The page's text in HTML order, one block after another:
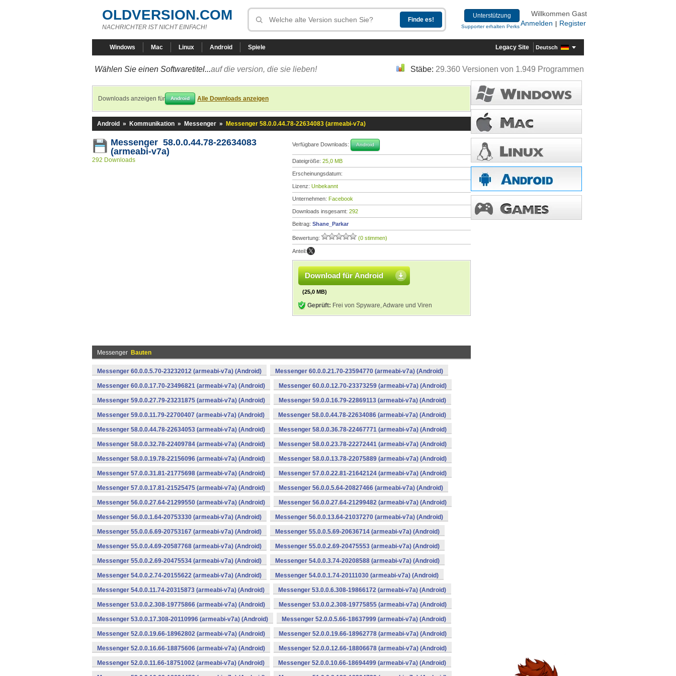
OLDVERSION.COM
NACHRICHTER IST NICHT EINFACH!
Unterstützung
Supporter erhalten Perks
Willkommen Gast
Anmelden
Register
Windows Mac Linux Android Spiele Legacy Site Deutsch
Wählen Sie einen Softwaretitel...auf die version, die sie lieben! Stäbe: 29.360 Versionen von 1.949 Programmen
Downloads anzeigen für Android Alle Downloads anzeigen
Android » Kommunikation » Messenger » Messenger 58.0.0.44.78-22634083 (armeabi-v7a)
Messenger 58.0.0.44.78-22634083
(armeabi-v7a)
292 Downloads
Verfügbare Downloads: Android
Dateigröße: 25,0 MB
Erscheinungsdatum:
Lizenz: Unbekannt
Unternehmen: Facebook
Downloads insgesamt: 292
Beitrag: Shane_Parkar
Bewertung: (0 stimmen)
Anteil:
Download für Android
(25,0 MB)
Geprüft: Frei von Spyware, Adware und Viren
Messenger Bauten
Messenger 60.0.0.5.70-23232012 (armeabi-v7a) (Android) Messenger 60.0.0.21.70-23594770 (armeabi-v7a) (Android)
Messenger 60.0.0.17.70-23496821 (armeabi-v7a) (Android) Messenger 60.0.0.12.70-23373259 (armeabi-v7a) (Android)
Messenger 59.0.0.27.79-23231875 (armeabi-v7a) (Android) Messenger 59.0.0.16.79-22869113 (armeabi-v7a) (Android)
Messenger 59.0.0.11.79-22700407 (armeabi-v7a) (Android) Messenger 58.0.0.44.78-22634086 (armeabi-v7a) (Android)
Messenger 58.0.0.44.78-22634053 (armeabi-v7a) (Android) Messenger 58.0.0.36.78-22467771 (armeabi-v7a) (Android)
Messenger 58.0.0.32.78-22409784 (armeabi-v7a) (Android) Messenger 58.0.0.23.78-22272441 (armeabi-v7a) (Android)
Messenger 58.0.0.19.78-22156096 (armeabi-v7a) (Android) Messenger 58.0.0.13.78-22075889 (armeabi-v7a) (Android)
Messenger 57.0.0.31.81-21775698 (armeabi-v7a) (Android) Messenger 57.0.0.22.81-21642124 (armeabi-v7a) (Android)
Messenger 57.0.0.17.81-21525475 (armeabi-v7a) (Android) Messenger 56.0.0.5.64-20827466 (armeabi-v7a) (Android)
Messenger 56.0.0.27.64-21299550 (armeabi-v7a) (Android) Messenger 56.0.0.27.64-21299482 (armeabi-v7a) (Android)
Messenger 56.0.0.1.64-20753330 (armeabi-v7a) (Android) Messenger 56.0.0.13.64-21037270 (armeabi-v7a) (Android)
Messenger 55.0.0.6.69-20753167 (armeabi-v7a) (Android) Messenger 55.0.0.5.69-20636714 (armeabi-v7a) (Android)
Messenger 55.0.0.4.69-20587768 (armeabi-v7a) (Android) Messenger 55.0.0.2.69-20475553 (armeabi-v7a) (Android)
Messenger 55.0.0.2.69-20475534 (armeabi-v7a) (Android) Messenger 54.0.0.3.74-20208588 (armeabi-v7a) (Android)
Messenger 54.0.0.2.74-20155622 (armeabi-v7a) (Android) Messenger 54.0.0.1.74-20111030 (armeabi-v7a) (Android)
Messenger 54.0.0.11.74-20315873 (armeabi-v7a) (Android) Messenger 53.0.0.6.308-19866172 (armeabi-v7a) (Android)
Messenger 53.0.0.2.308-19775866 (armeabi-v7a) (Android) Messenger 53.0.0.2.308-19775855 (armeabi-v7a) (Android)
Messenger 53.0.0.17.308-20110996 (armeabi-v7a) (Android) Messenger 52.0.0.5.66-18637999 (armeabi-v7a) (Android)
Messenger 52.0.0.19.66-18962802 (armeabi-v7a) (Android) Messenger 52.0.0.19.66-18962778 (armeabi-v7a) (Android)
Messenger 52.0.0.16.66-18875606 (armeabi-v7a) (Android) Messenger 52.0.0.12.66-18806678 (armeabi-v7a) (Android)
Messenger 52.0.0.11.66-18751002 (armeabi-v7a) (Android) Messenger 52.0.0.10.66-18694499 (armeabi-v7a) (Android)